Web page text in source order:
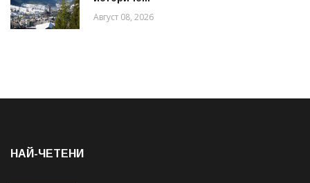
Август 08, 2026
НАЙ-ЧЕТЕНИ